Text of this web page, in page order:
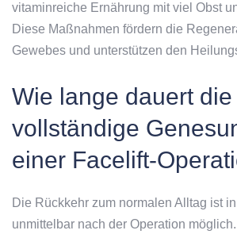
vitaminreiche Ernährung mit viel Obst
Diese Maßnahmen fördern die
Gewebes und unterstützen den
Wie lange dauert die
vollständige
einer Facelift-
Die Rückkehr zum normalen Alltag ist
unmittelbar nach der Operation